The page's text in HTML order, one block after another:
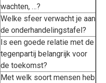
wachten, …?
Welke sfeer verwacht je aan
de onderhandelingstafel?
Is een goede relatie met de
tegenpartij belangrijk voor
de toekomst?
Met welk soort mensen heb